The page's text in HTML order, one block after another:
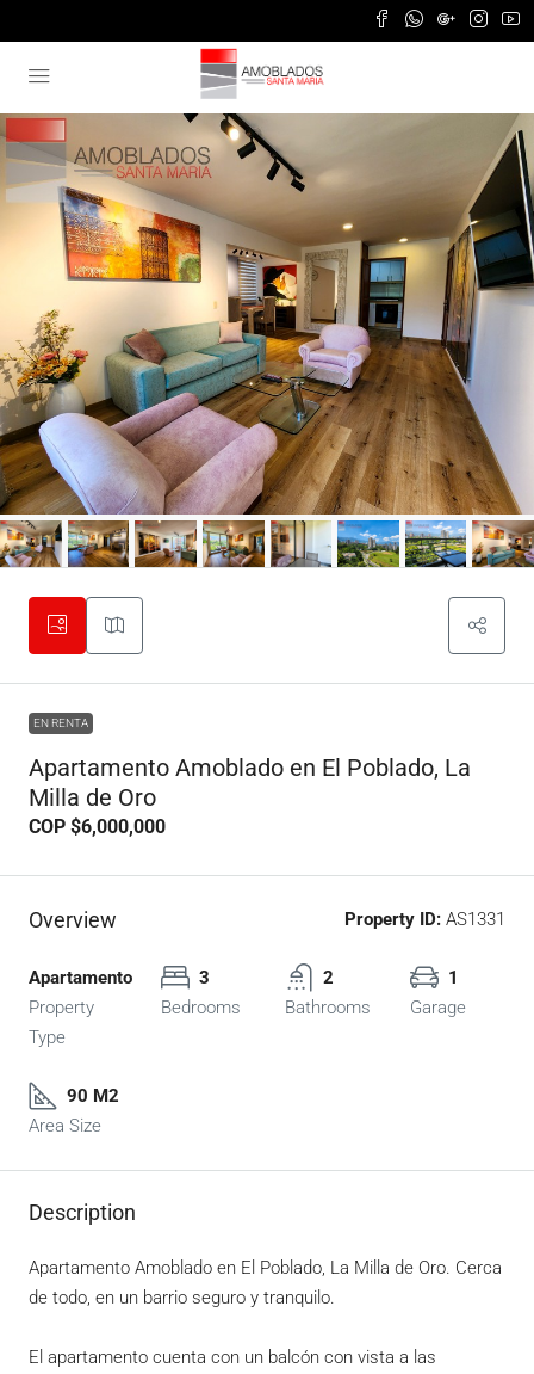
EN RENTA
Apartamento Amoblado en El Poblado, La
Milla de Oro
COP $6,000,000
Overview Property ID: AS1331
Apartamento
Property
Type
3
Bedrooms
2
Bathrooms
1
Garage
90 M2
Area Size
Description
Apartamento Amoblado en El Poblado, La Milla de Oro. Cerca
de todo, en un barrio seguro y tranquilo.
El apartamento cuenta con un balcón con vista a las